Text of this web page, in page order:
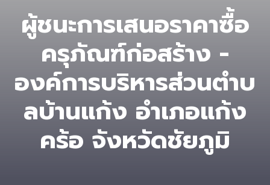
ผู้ชนะการเสนอราคาซื้อ
ครุภัณฑ์ก่อสร้าง -
องค์การบริหารส่วนตําบ
ลบ้านแก้ง อำเภอแก้ง
คร้อ จังหวัดชัยภูมิ